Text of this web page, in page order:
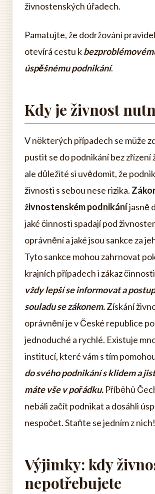
živnostenských úřadech.
Pamatujte, že dodržování
otevírá cestu k
úspěšnému podnikání.
Kdy je živnost
V některých případech se může
pustit se do podnikání bez zřízení
ale důležité si uvědomit, že
živnosti s sebou nese rizika.
živnostenském podnikáníjasně
jaké činnosti spadají pod
oprávnění a jaké jsou sankce za
Tyto sankce mohou zahrnovat
krajních případech i zákaz
vždy lepší se informovat a
souladu se zákonem.Získání
oprávnění je v České republice
jednoduché a rychlé. Existuje
institucí, které vám s tím
do svého podnikání s klidem a
máte vše v pořádku. Příběhů
nebáli začít podnikat a dosáhli
nespočet. Staňte se jedním z nich!
Výjimky: kdy
nepotřebujete